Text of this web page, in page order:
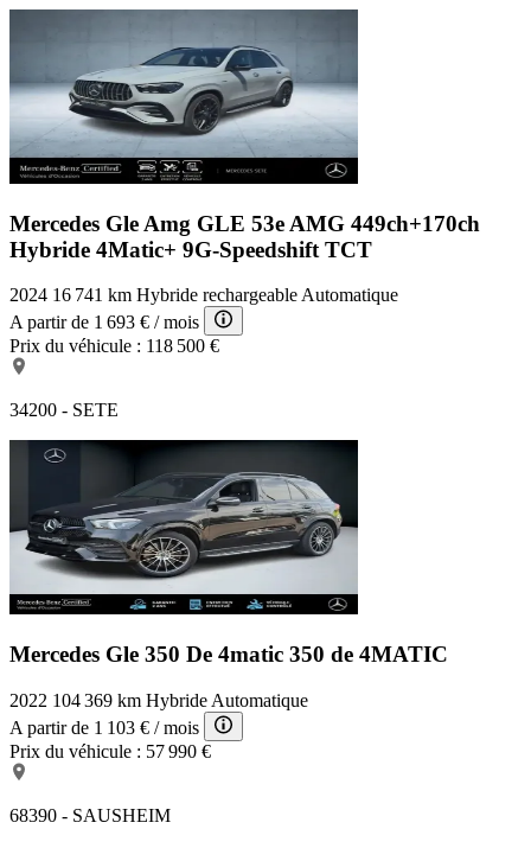
Mercedes Gle Amg GLE 53e AMG 449ch+170ch
Hybride 4Matic+ 9G-Speedshift TCT
2024 16 741 km Hybride rechargeableAutomatique
A partir de 1 693 € / mois
Prix du véhicule : 118 500 €
34200 - SETE
Mercedes Gle 350 De 4matic 350 de 4MATIC
2022 104 369 km Hybride Automatique
A partir de 1 103 € / mois
Prix du véhicule : 57 990 €
68390 - SAUSHEIM